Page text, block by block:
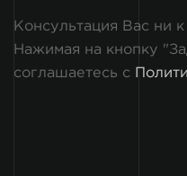
Консультация Вас ни
Нажимая на кнопку
соглашаетесь с